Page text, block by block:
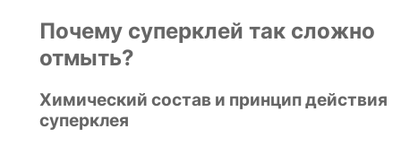
Почему суперклей так сложно
отмыть?
Химический состав и принцип действия
суперклея